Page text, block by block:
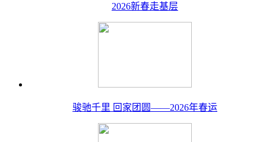
2026新春走基层
骏驰千里 回家团圆——2026年春运